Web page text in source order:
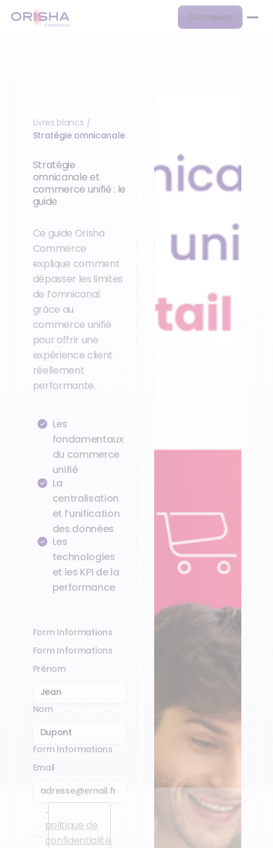
Connexion
Livres blancs /
Stratégie omnicanale
Stratégie
omnicanale et
commerce unifié : le
guide
Ce guide Orisha
Commerce
explique comment
dépasser les limites
de l’omnicanal
grâce au
commerce unifié
pour offrir une
expérience client
réellement
performante.
Les
fondamentaux
du commerce
unifié
La
centralisation
et l’unification
des données
Les
technologies
et les KPI de la
performance
Form Informations
Form Informations
Prénom
Nom
Form Informations
Email
J’accepte la
politique de
confidentialité.